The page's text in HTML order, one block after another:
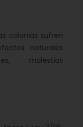
colonias sufren
naturales
molestias